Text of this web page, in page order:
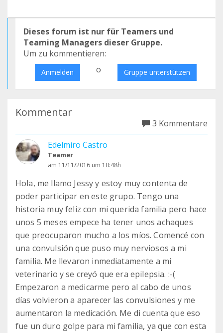
Dieses forum ist nur für Teamers und
Teaming Managers dieser Gruppe.
Um zu kommentieren:
Anmelden o Gruppe unterstützen
Kommentar
3 Kommentare
Edelmiro Castro
Teamer
am 11/11/2016 um 10:48h
Hola, me llamo Jessy y estoy muy contenta de
poder participar en este grupo. Tengo una
historia muy feliz con mi querida familia pero hace
unos 5 meses empece ha tener unos achaques
que preocuparon mucho a los míos. Comencé con
una convulsión que puso muy nerviosos a mi
familia. Me llevaron inmediatamente a mi
veterinario y se creyó que era epilepsia. :-(
Empezaron a medicarme pero al cabo de unos
días volvieron a aparecer las convulsiones y me
aumentaron la medicación. Me di cuenta que eso
fue un duro golpe para mi familia, ya que con esta